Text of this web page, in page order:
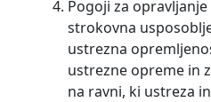
Pogoji za
strokovna
ustrezna
ustrezne opreme in
na ravni, ki ustreza